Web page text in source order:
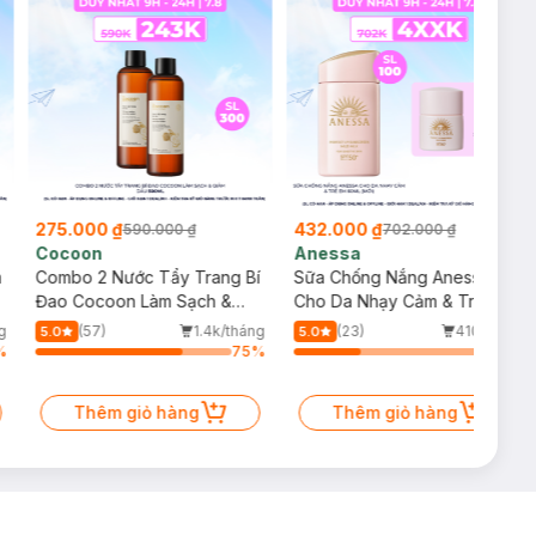
275.000 ₫590.000 ₫
Cocoon
Combo 2 Nước Tẩy Trang Bí
Đao Cocoon Làm Sạch &
Giảm Dầu 500ml
5.0 (57)
1.4k/tháng
75%
Thêm giỏ hàng
432.000 ₫702.000 ₫
Anessa
Sữa Chống Nắng Anessa
Cho Da Nhạy Cảm & Trẻ Em
60ml (Mới)
5.0 (23)
410/tháng
Thêm giỏ hàng